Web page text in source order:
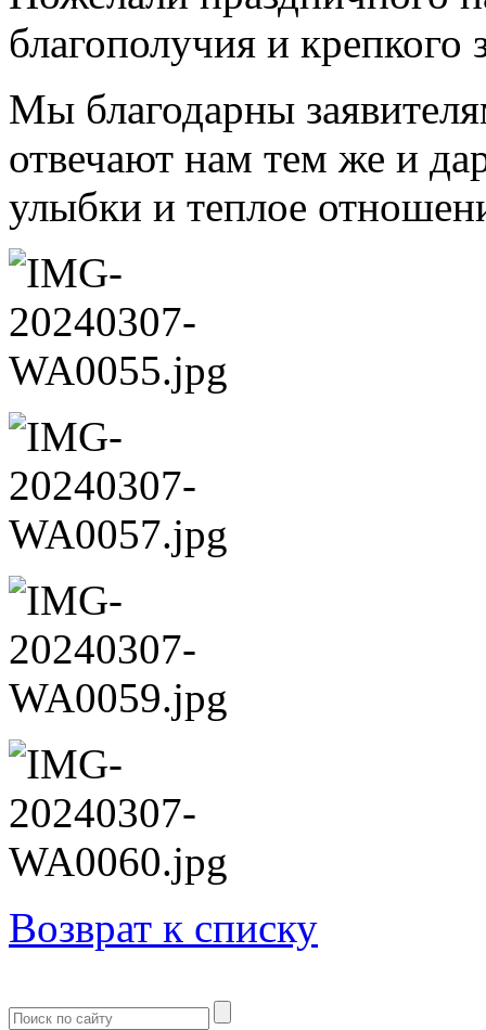
благополучия и крепкого
Мы благодарны
отвечают нам тем же и
улыбки и теплое
Возврат к списку